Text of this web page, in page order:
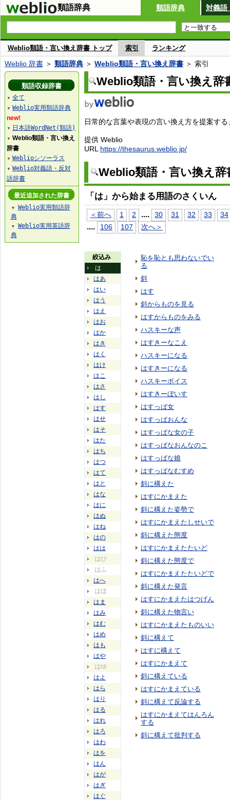
類語辞典 類語辞典 対義語
Weblio類語・言い換え辞書 トップ 索引 ランキング
Weblio 辞書 ＞ 類語辞典 ＞ Weblio類語・言い換え辞書 ＞ 索引
Weblio類語・言い換え辞
日常的な言葉や表現の言い換え方を提案す
提供 Weblio
URL https://thesaurus.weblio.jp/
Weblio類語・言い換え
「は」から始まる用語のさくいん
＜前へ 1 2 .... 30 31 32 33 34
.... 106 107 次へ＞
絞込み
は
はあ
はい
はう
はえ
はお
はか
はき
はく
はけ
はこ
はさ
はし
はす
はせ
はそ
はた
はち
はつ
はて
はと
はな
はに
はぬ
はね
はの
はは
はひ
はふ
はへ
はほ
はま
はみ
はむ
はめ
はも
はや
はゆ
はよ
はら
はり
はる
はれ
はろ
はわ
はを
はん
はが
はぎ
はぐ
恥を恥とも思わないでい
る
斜
はす
斜からものを見る
はすからものをみる
ハスキーな声
はすきーなこえ
ハスキーになる
はすきーになる
ハスキーボイス
はすきーぼいす
はすっぱ女
はすっぱおんな
はすっぱな女の子
はすっぱなおんなのこ
はすっぱな娘
はすっぱなむすめ
斜に構えた
はすにかまえた
斜に構えた姿勢で
はすにかまえたしせいで
斜に構えた態度
はすにかまえたたいど
斜に構えた態度で
はすにかまえたたいどで
斜に構えた発言
はすにかまえたはつげん
斜に構えた物言い
はすにかまえたものいい
斜に構えて
はすに構えて
はすにかまえて
斜に構えている
はすにかまえている
斜に構えて反論する
はすにかまえてはんろん
する
斜に構えて批判する
類語収録辞書
▼ 全て
▼ Weblio実用類語辞典
new!
▼ 日本語WordNet(類語)
▼ Weblio類語・言い換え
辞書
▼ Weblioシソーラス
▼ Weblio対義語・反対
語辞書
最近追加された辞書
▼
Weblio実用類語辞
典
▼
Weblio実用英語辞
典